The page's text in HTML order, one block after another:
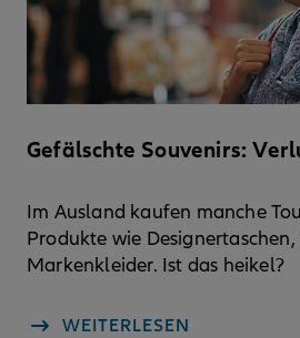
Gefälschte Souvenirs:
Im Ausland kaufen manche
Produkte wie
Markenkleider. Ist das heikel?
WEITERLESEN